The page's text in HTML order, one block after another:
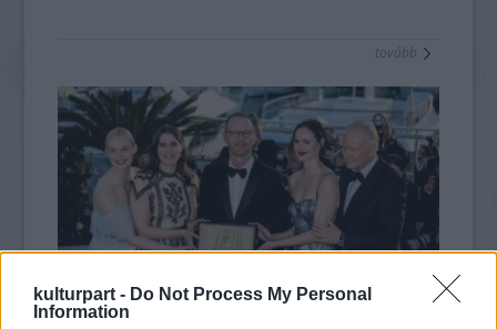
kulturpart - Do Not Process My Personal
Information
tovább